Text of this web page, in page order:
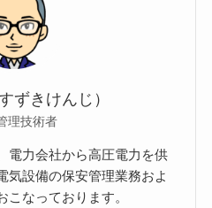
ずきけんじ）
理技術者
電力会社から高圧電力を供
気設備の保安管理業務およ
なっております。